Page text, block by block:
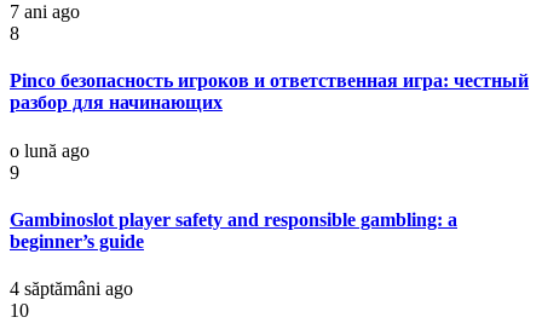
7 ani ago
8
Pinco безопасность игроков и ответственная игра: честный
разбор для начинающих
o lună ago
9
Gambinoslot player safety and responsible gambling: a
beginner’s guide
4 săptămâni ago
10